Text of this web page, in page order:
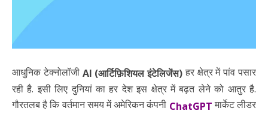
आधुनिक टेक्नोलॉजी AI (आर्टिफ़िशियल इंटेलिजेंस)हर क्षेत्र में पांव पसार
रही है. इसी लिए दुनियां का हर देश इस क्षेत्र में बढ़त लेने को आतुर है.
गौरतलब है कि वर्तमान समय में अमेरिकन कंपनी ChatGPTमार्केट लीडर